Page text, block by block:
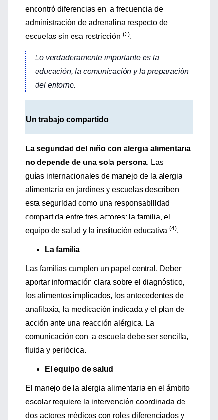
encontró diferencias en la frecuencia de
administración de adrenalina respecto de
escuelas sin esa restricción (3).
Lo verdaderamente importante es la
educación, la comunicación y la preparación
del entorno.
Un trabajo compartido
La seguridad del niño con alergia alimentaria
no depende de una sola persona. Las
guías internacionales de manejo de la alergia
alimentaria en jardines y escuelas describen
esta seguridad como una responsabilidad
compartida entre tres actores: la familia, el
equipo de salud y la institución educativa (4).
La familia
Las familias cumplen un papel central. Deben
aportar información clara sobre el diagnóstico,
los alimentos implicados, los antecedentes de
anafilaxia, la medicación indicada y el plan de
acción ante una reacción alérgica. La
comunicación con la escuela debe ser sencilla,
fluida y periódica.
El equipo de salud
El manejo de la alergia alimentaria en el ámbito
escolar requiere la intervención coordinada de
dos actores médicos con roles diferenciados y